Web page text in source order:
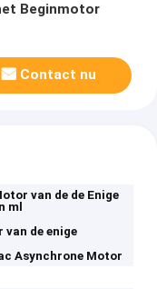
Beginmotor
Contact nu
van de de Enige
ml
van de enige
Asynchrone Motor